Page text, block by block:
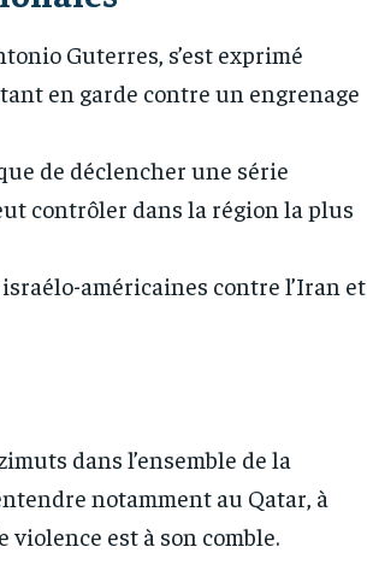
Guterres, s’est exprimé
en garde contre un engrenage
de déclencher une série
contrôler dans la région la plus
américaines contre l’Iran et
dans l’ensemble de la
notamment au Qatar, à
violence est à son comble.